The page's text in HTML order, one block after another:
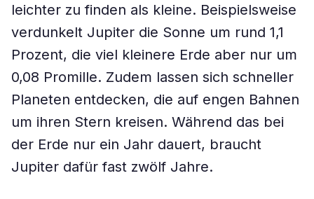
leichter zu finden als kleine. Beispielsweise
verdunkelt Jupiter die Sonne um rund 1,1
Prozent, die viel kleinere Erde aber nur um
0,08 Promille. Zudem lassen sich schneller
Planeten entdecken, die auf engen Bahnen
um ihren Stern kreisen. Während das bei
der Erde nur ein Jahr dauert, braucht
Jupiter dafür fast zwölf Jahre.